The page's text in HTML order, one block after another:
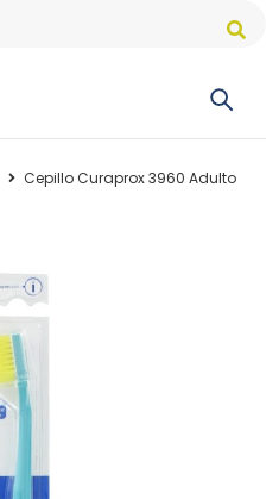
Cepillo Curaprox 3960 Adulto